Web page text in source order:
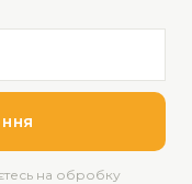
на обробку